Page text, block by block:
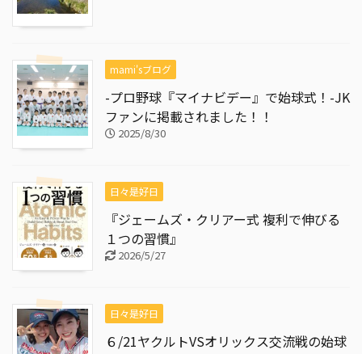
mami'sブログ
-プロ野球『マイナビデー』で始球式！-JK
ファンに掲載されました！！
2025/8/30
日々是好日
『ジェームズ・クリアー式 複利で伸びる
１つの習慣』
2026/5/27
日々是好日
６/21ヤクルトVSオリックス交流戦の始球